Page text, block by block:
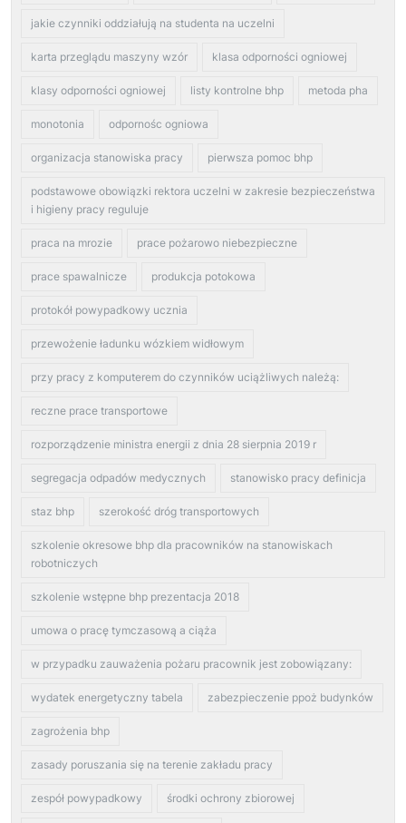
jakie czynniki oddziałują na studenta na uczelni
karta przeglądu maszyny wzór klasa odporności ogniowej
klasy odporności ogniowej listy kontrolne bhp metoda pha
monotonia odpornośc ogniowa
organizacja stanowiska pracy pierwsza pomoc bhp
podstawowe obowiązki rektora uczelni w zakresie bezpieczeństwa
i higieny pracy reguluje
praca na mrozie prace pożarowo niebezpieczne
prace spawalnicze produkcja potokowa
protokół powypadkowy ucznia
przewożenie ładunku wózkiem widłowym
przy pracy z komputerem do czynników uciążliwych należą:
reczne prace transportowe
rozporządzenie ministra energii z dnia 28 sierpnia 2019 r
segregacja odpadów medycznych stanowisko pracy definicja
staz bhp szerokość dróg transportowych
szkolenie okresowe bhp dla pracowników na stanowiskach
robotniczych
szkolenie wstępne bhp prezentacja 2018
umowa o pracę tymczasową a ciąża
w przypadku zauważenia pożaru pracownik jest zobowiązany:
wydatek energetyczny tabela zabezpieczenie ppoż budynków
zagrożenia bhp
zasady poruszania się na terenie zakładu pracy
zespół powypadkowy środki ochrony zbiorowej